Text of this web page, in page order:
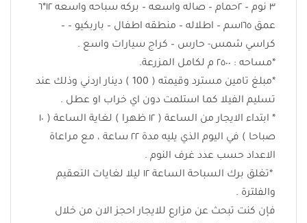
٣ نوم – ٢حمام – صاله واسعه – بركه سباحه واسعه ١٢*٦
عمق ١٦٥سم – اطلاله – منطقه اطفال – باربكيو – –
كراسي شمس- حارس – كراج سيارات واسع .
*مساحه : ٢٥٠٠ م لكامل المزرعة.
*مبلغ تامين مسترد وقيمته ( 100 ) دينار اردني وذلك عند
تسليم الفيلا كما استلمت دون اي خراب او عطل .
* ابتداء الايجار من الساعة ( ١٢ ظهرا ) لغاية الساعة ( ١٠
صباحا ) في اليوم الذي يليه مدة ٢٢ ساعة ، مع مراعاة
الاعداد حسب عدد غرف النوم .
*تغلق برك السباحة الساعة ١٢ ليلا لغايات التعقيم
والفلترة .
فإن كنت تبحث عن مزارع للايجار احجز الان من خلال